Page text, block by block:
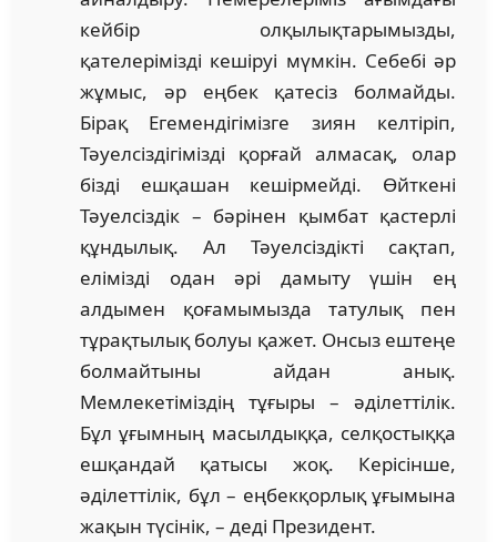
кейбір олқылықтарымызды,
қателерімізді кешіруі мүмкін. Себебі әр
жұмыс, әр еңбек қатесіз болмайды.
Бірақ Егемендігімізге зиян келтіріп,
Тәуелсіздігімізді қорғай алмасақ, олар
бізді ешқашан кешірмейді. Өйткені
Тәуелсіздік – бәрінен қымбат қастерлі
құндылық. Ал Тәуелсіздікті сақтап,
елімізді одан әрі дамыту үшін ең
алдымен қоғамымызда татулық пен
тұрақтылық болуы қажет. Онсыз ештеңе
болмайтыны айдан анық.
Мемлекетіміздің тұғыры – әділеттілік.
Бұл ұғымның масылдыққа, селқостыққа
ешқандай қатысы жоқ. Керісінше,
әділеттілік, бұл – еңбекқорлық ұғымына
жақын түсінік, – деді Президент.